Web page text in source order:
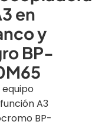
en
y
BP-
equipo
A3
BP-